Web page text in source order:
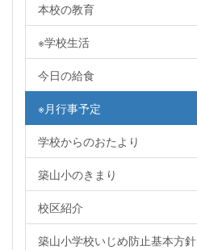
本校の教育
※学校生活
今日の給食
※月行事予定
学校からのおたより
築山小のきまり
校区紹介
築山小学校いじめ防止基本方針